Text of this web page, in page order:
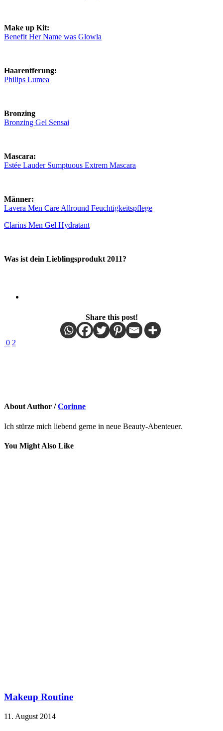
Make up Kit:
Benefit Her Name was Glowla
Haarentferung:
Philips Lumea
Bronzing
Bronzing Gel Sensai
Mascara:
Estée Lauder Sumptuous Extrem Mascara
Männer:
Lavera Men Care Allround Feuchtigkeitspflege
Clarins Men Gel Hydratant
Was ist dein Lieblingsprodukt 2011?
Share this post!
0 2
About Author /Corinne
Ich stürze mich liebend gerne in neue Beauty-Abenteuer.
You Might Also Like
Makeup Routine
11. August 2014